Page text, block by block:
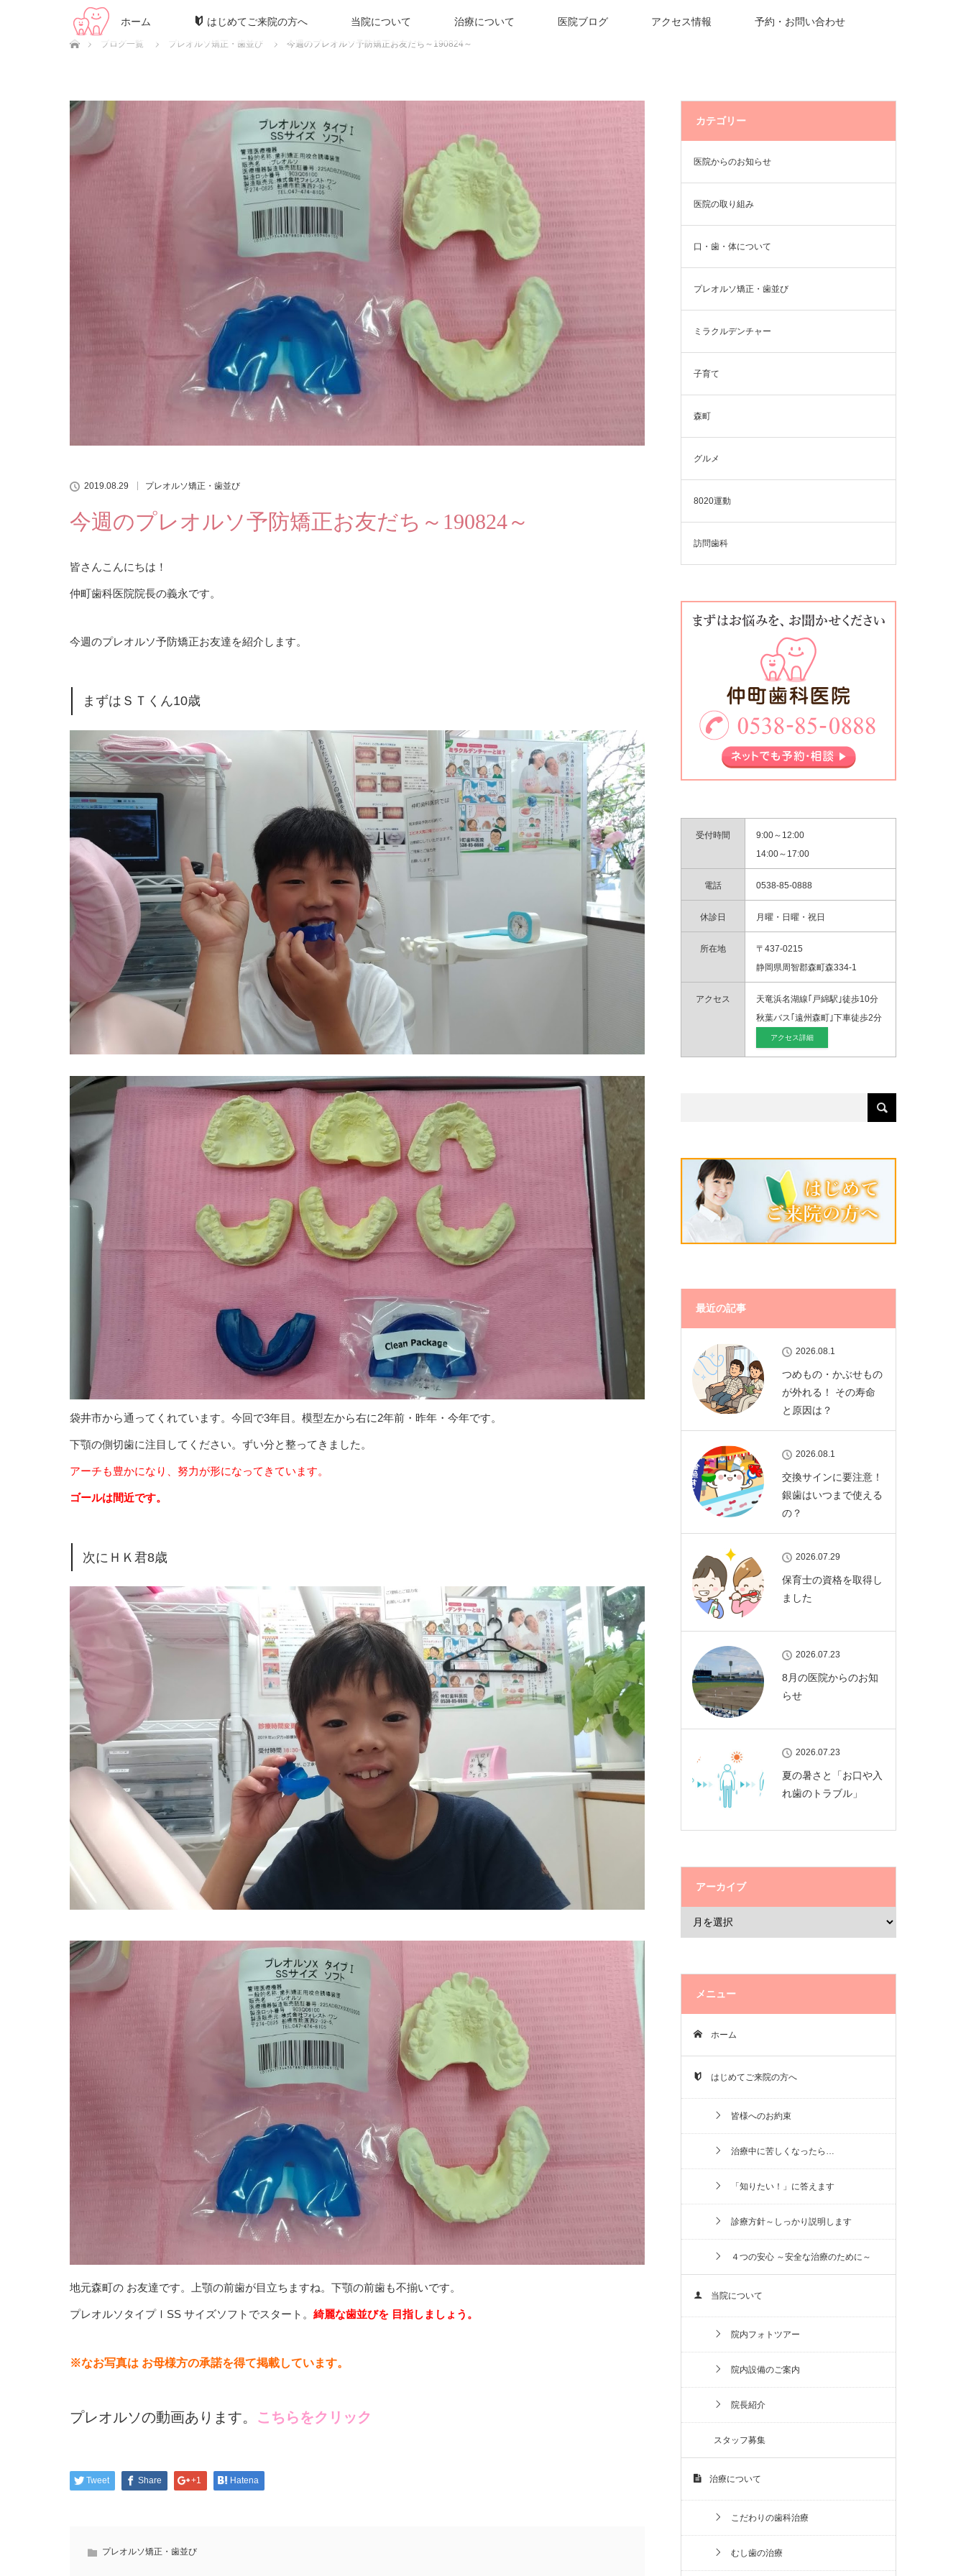
ホーム はじめてご来院の方へ 当院について 治療について 医院ブログ アクセス情報 予約・お問い合わせ
ホーム
ブログ一覧
プレオルソ矯正・歯並び 今週のプレオルソ予防矯正お友だち～190824～
2019.08.29 プレオルソ矯正・歯並び
今週のプレオルソ予防矯正お友だち～190824～
皆さんこんにちは！
仲町歯科医院院長の義永です。
今週のプレオルソ予防矯正お友達を紹介します。
まずはＳＴくん10歳
袋井市から通ってくれています。今回で3年目。模型左から右に2年前・昨年・今年です。
下顎の側切歯に注目してください。ずい分と整ってきました。
アーチも豊かになり、努力が形になってきています。
ゴールは間近です。
次にＨＫ君8歳
地元森町の お友達です。上顎の前歯が目立ちますね。下顎の前歯も不揃いです。
プレオルソタイプⅠSS サイズソフトでスタート。 綺麗な歯並びを 目指しましょう。
※なお写真は お母様方の承諾を得て掲載しています。
プレオルソの動画あります。 こちらをクリック
Tweet Share +1 Hatena
プレオルソ矯正・歯並び
カテゴリー
医院からのお知らせ
医院の取り組み
口・歯・体について
プレオルソ矯正・歯並び
ミラクルデンチャー
子育て
森町
グルメ
8020運動
訪問歯科
受付時間
9:00～12:00
14:00～17:00
電話 0538-85-0888
休診日 月曜・日曜・祝日
所在地
〒437-0215
静岡県周智郡森町森334-1
アクセス
天竜浜名湖線｢戸綿駅｣徒歩10分
秋葉バス｢遠州森町｣下車徒歩2分
アクセス詳細
最近の記事
2026.08.1
つめもの・かぶせもの
が外れる！ その寿命
と原因は？
2026.08.1
交換サインに要注意！
銀歯はいつまで使える
の？
2026.07.29
保育士の資格を取得し
ました
2026.07.23
8月の医院からのお知
らせ
2026.07.23
夏の暑さと「お口や入
れ歯のトラブル」
アーカイブ
メニュー
ホーム
はじめてご来院の方へ
皆様へのお約束
治療中に苦しくなったら…
「知りたい！」に答えます
診療方針～しっかり説明します
４つの安心 ～安全な治療のために～
当院について
院内フォトツアー
院内設備のご案内
院長紹介
スタッフ募集
治療について
こだわりの歯科治療
むし歯の治療